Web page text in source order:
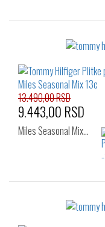
Izaberi željeni broj:
43
44
45
46
Izaberi željeni broj:
13.490,00 RSD
9.443,00 RSD
Miles Seasonal Mix…